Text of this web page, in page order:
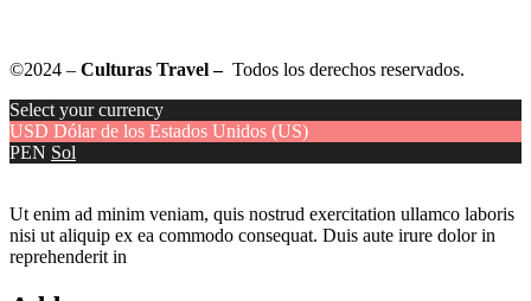
©2024 – Culturas Travel – Todos los derechos reservados.
Select your currency
USD Dólar de los Estados Unidos (US)
PEN Sol
Ut enim ad minim veniam, quis nostrud exercitation ullamco laboris
nisi ut aliquip ex ea commodo consequat. Duis aute irure dolor in
reprehenderit in